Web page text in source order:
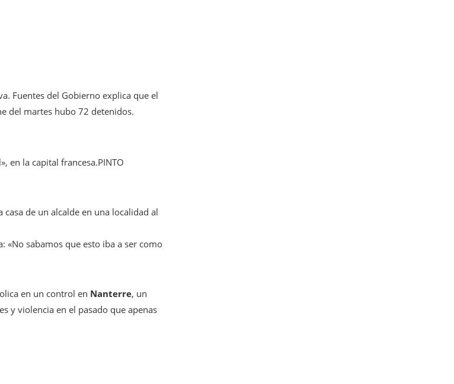
Fuentes del Gobierno explica que el
del martes hubo 72 detenidos.
en la capital francesa.PINTO
casa de un alcalde en una localidad al
«No sabamos que esto iba a ser como
en un control en Nanterre, un
y violencia en el pasado que apenas